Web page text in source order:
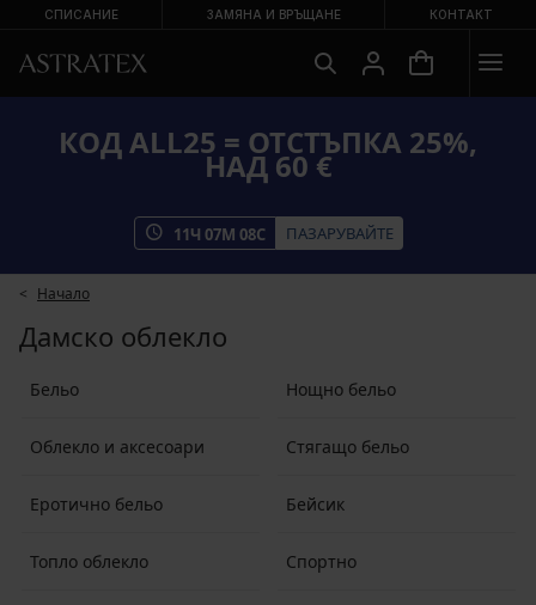
СПИСАНИЕ ЗАМЯНА И ВРЪЩАНЕ КОНТАКТ
КОД ALL25 = ОТСТЪПКА 25%,
НАД 60 €
11Ч 07М 08С ПАЗАРУВАЙТЕ
Начало
Дамско облекло
Бельо Нощно бельо
Облекло и аксесоари Стягащо бельо
Еротично бельо Бейсик
Топло облекло Спортно